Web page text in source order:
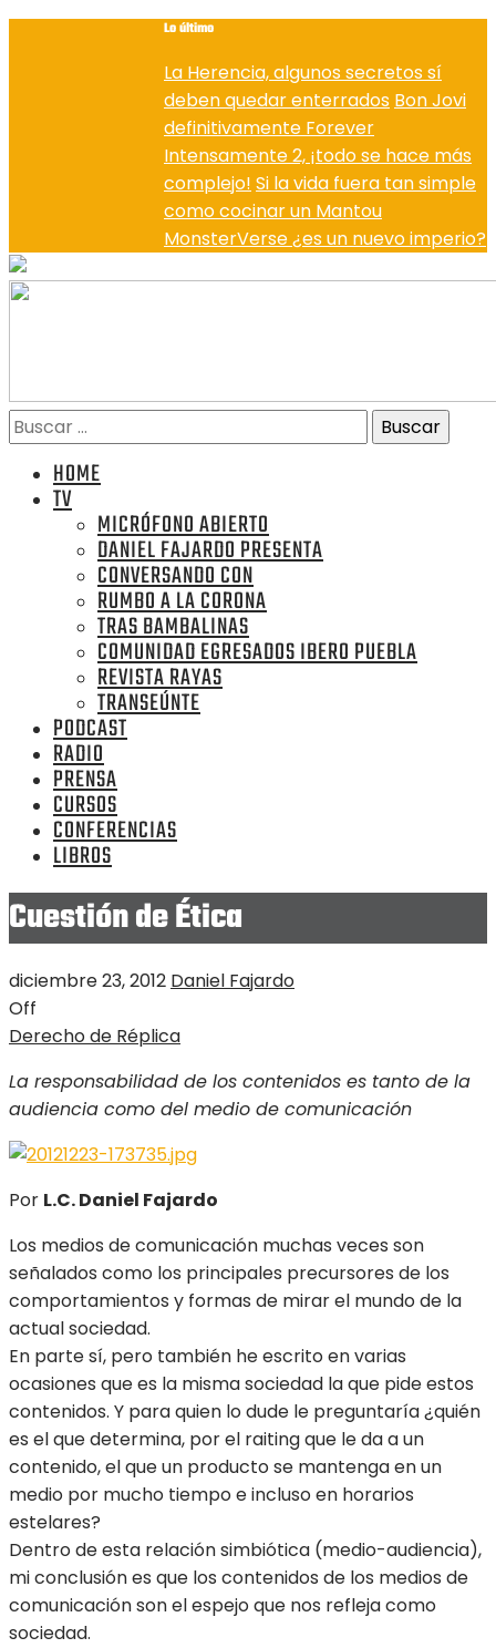
Lo último
La Herencia, algunos secretos sí
deben quedar enterrados Bon Jovi
definitivamente Forever
Intensamente 2, ¡todo se hace más
complejo! Si la vida fuera tan simple
como cocinar un Mantou
MonsterVerse ¿es un nuevo imperio?
HOME
TV
MICRÓFONO ABIERTO
DANIEL FAJARDO PRESENTA
CONVERSANDO CON
RUMBO A LA CORONA
TRAS BAMBALINAS
COMUNIDAD EGRESADOS IBERO PUEBLA
REVISTA RAYAS
TRANSEÚNTE
PODCAST
RADIO
PRENSA
CURSOS
CONFERENCIAS
LIBROS
Cuestión de Ética
diciembre 23, 2012 Daniel Fajardo
Off
Derecho de Réplica
La responsabilidad de los contenidos es tanto de la
audiencia como del medio de comunicación
Por L.C. Daniel Fajardo
Los medios de comunicación muchas veces son
señalados como los principales precursores de los
comportamientos y formas de mirar el mundo de la
actual sociedad.
En parte sí, pero también he escrito en varias
ocasiones que es la misma sociedad la que pide estos
contenidos. Y para quien lo dude le preguntaría ¿quién
es el que determina, por el raiting que le da a un
contenido, el que un producto se mantenga en un
medio por mucho tiempo e incluso en horarios
estelares?
Dentro de esta relación simbiótica (medio-audiencia),
mi conclusión es que los contenidos de los medios de
comunicación son el espejo que nos refleja como
sociedad.